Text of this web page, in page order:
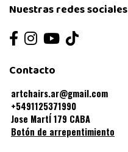
Nuestras redes sociales
Contacto
artchairs.ar@gmail.com
+5491125371990
Jose MartÍ 179 CABA
Botón de arrepentimiento